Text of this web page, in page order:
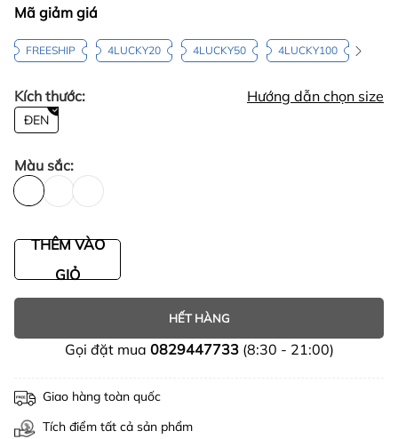
Mã giảm giá
FREESHIP 4LUCKY20 4LUCKY50 4LUCKY100
Kích thước: Hướng dẫn chọn size
ĐEN
Màu sắc:
THÊM VÀO
GIỎ
HẾT HÀNG
Gọi đặt mua 0829447733(8:30 - 21:00)
Giao hàng toàn quốc
Tích điểm tất cả sản phẩm